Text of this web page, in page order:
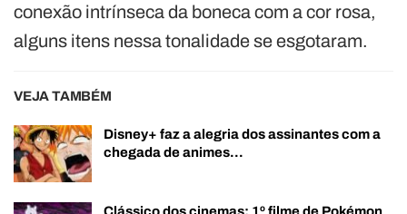
conexão intrínseca da boneca com a cor rosa,
alguns itens nessa tonalidade se esgotaram.
VEJA TAMBÉM
Disney+ faz a alegria dos assinantes com a
chegada de animes…